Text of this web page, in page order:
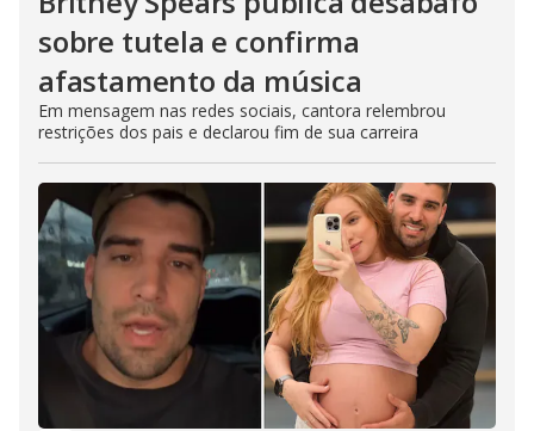
sobre tutela e confirma
afastamento da música
Em mensagem nas redes sociais, cantora relembrou
restrições dos pais e declarou fim de sua carreira